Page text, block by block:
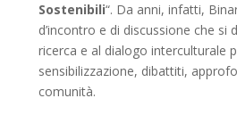
Sostenibili“. Da anni, infatti,
d’incontro e di discussione che si
ricerca e al dialogo interculturale
sensibilizzazione, dibattiti,
comunità.